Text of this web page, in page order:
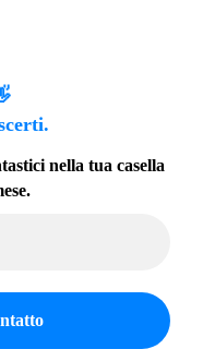
nella tua casella